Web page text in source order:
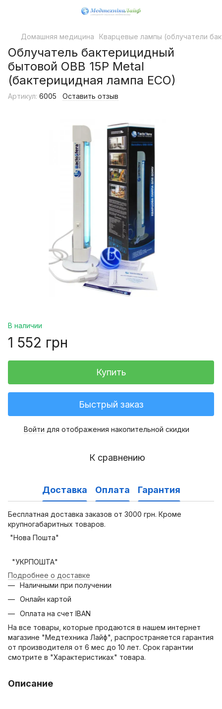
Домашняя медицина Кварцевые лампы (облучатели
Облучатель бактерицидный
бытовой OBB 15P Metal
(бактерицидная лампа ECO)
Артикул: 6005 Оставить отзыв
В наличии
1 552 грн
Купить
Быстрый заказ
Войти для отображения накопительной скидки
К сравнению
Доставка Оплата Гарантия
Бесплатная доставка заказов от 3000 грн. Кроме
крупногабаритных товаров.
"Нова Пошта"
"УКРПОШТА"
Подробнее о доставке
Наличными при получении
Онлайн картой
Оплата на счет IBAN
На все товары, которые продаются в нашем интернет
магазине "Медтехника Лайф", распространяется гарантия
от производителя от 6 мес до 10 лет. Срок гарантии
смотрите в "Характеристиках" товара.
Описание